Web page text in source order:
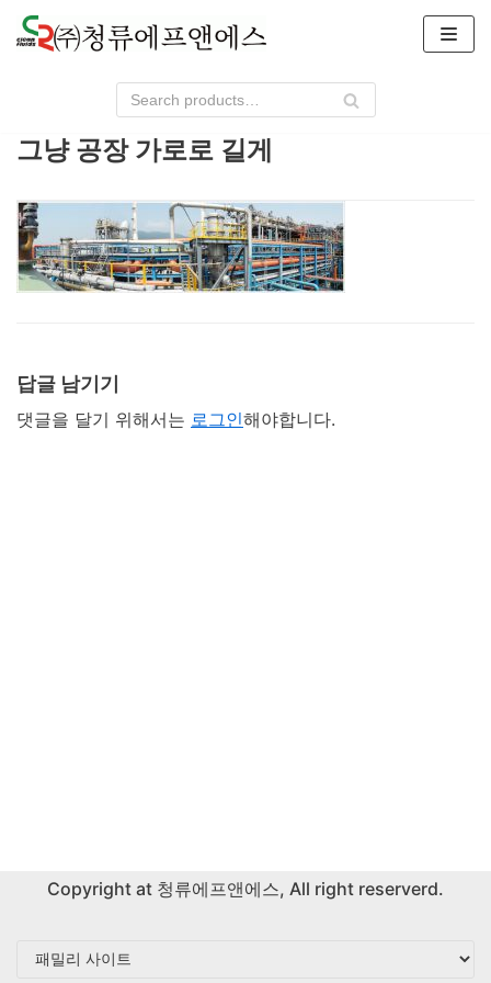
콘
텐
건
뛰
기
그냥 공장 가로로 길게
답글 남기기
댓글을 달기 위해서는 로그인해야합니다.
Copyright at 청류에프앤에스, All right reserverd.